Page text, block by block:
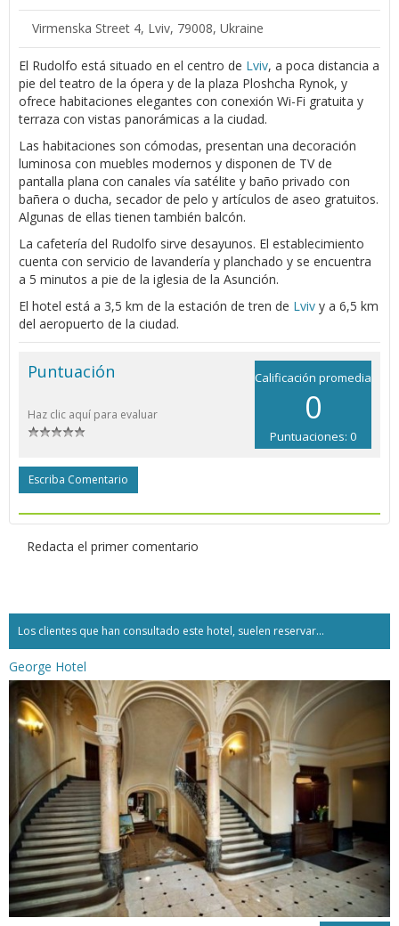
Virmenska Street 4, Lviv, 79008, Ukraine
El Rudolfo está situado en el centro de Lviv, a poca distancia a
pie del teatro de la ópera y de la plaza Ploshcha Rynok, y
ofrece habitaciones elegantes con conexión Wi-Fi gratuita y
terraza con vistas panorámicas a la ciudad.
Las habitaciones son cómodas, presentan una decoración
luminosa con muebles modernos y disponen de TV de
pantalla plana con canales vía satélite y baño privado con
bañera o ducha, secador de pelo y artículos de aseo gratuitos.
Algunas de ellas tienen también balcón.
La cafetería del Rudolfo sirve desayunos. El establecimiento
cuenta con servicio de lavandería y planchado y se encuentra
a 5 minutos a pie de la iglesia de la Asunción.
El hotel está a 3,5 km de la estación de tren de Lviv y a 6,5 km
del aeropuerto de la ciudad.
Calificación promedia
0
Puntuaciones: 0
Puntuación
Haz clic aquí para evaluar
Escriba Comentario
Redacta el primer comentario
Los clientes que han consultado este hotel, suelen reservar...
George Hotel